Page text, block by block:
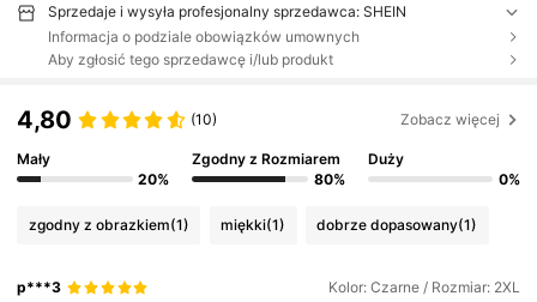
Sprzedaje i wysyła profesjonalny sprzedawca: SHEIN
Informacja o podziale obowiązków umownych
Aby zgłosić tego sprzedawcę i/lub produkt
4,80 (10) Zobacz więcej
Mały
20%
Zgodny z Rozmiarem
80%
Duży
0%
zgodny z obrazkiem(1) miękki(1) dobrze dopasowany(1)
p***3 Kolor: Czarne / Rozmiar: 2XL